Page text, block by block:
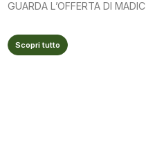
GUARDA L’OFFERTA DI MADIC
Scopri tutto